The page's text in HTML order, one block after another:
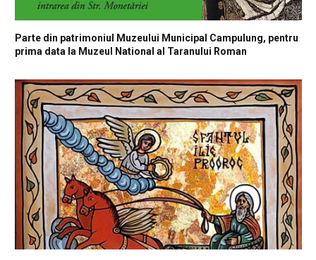
Parte din patrimoniul Muzeului Municipal Campulung, pentru
prima data la Muzeul National al Taranului Roman